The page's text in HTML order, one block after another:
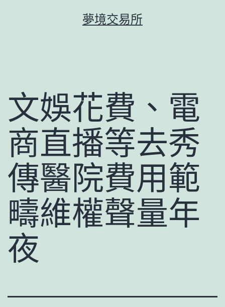
夢境交易所
文娛花費、電
商直播等去秀
傳醫院費用範
疇維權聲量年
夜